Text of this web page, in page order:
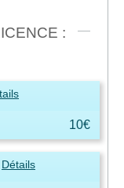
:
10€
Détails